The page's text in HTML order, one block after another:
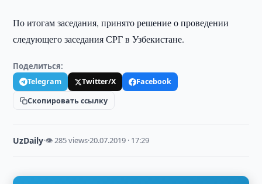
По итогам заседания, принято решение о проведении
следующего заседания СРГ в Узбекистане.
Поделиться:
Telegram Twitter/X
Facebook
Скопировать ссылку
UzDaily·👁 285 views·20.07.2019 · 17:29